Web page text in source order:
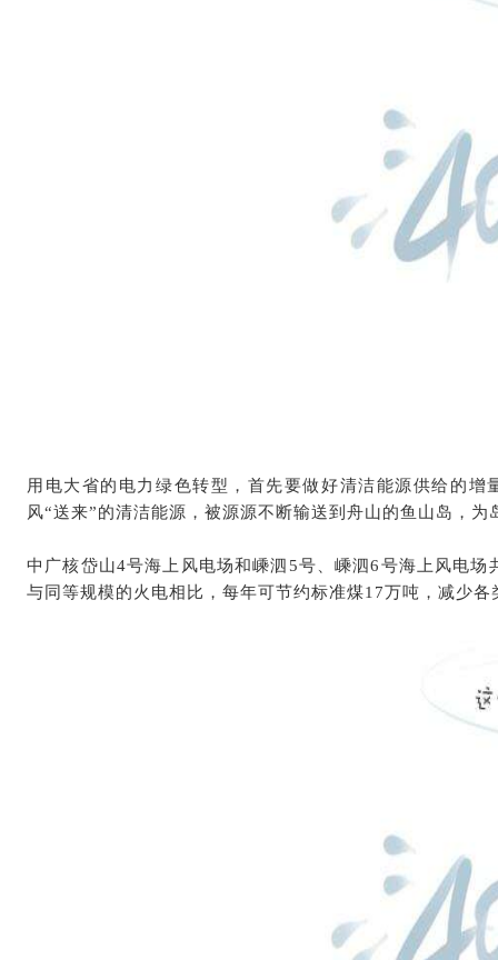
用电大省的电力绿色转型，首先要做好清洁能源供给的
风“送来”的清洁能源，被源源不断输送到舟山的鱼山岛，
中广核岱山4号海上风电场和嵊泗5号、嵊泗6号海上风电
与同等规模的火电相比，每年可节约标准煤17万吨，减少